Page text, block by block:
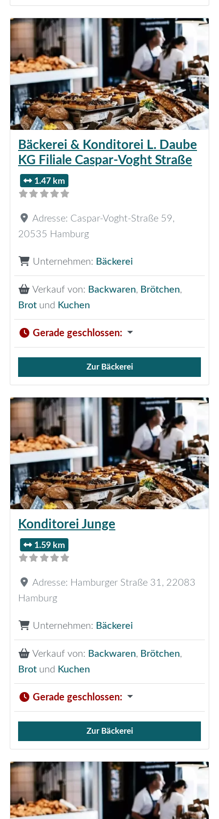
Bäckerei & Konditorei L. Daube
KG Filiale Caspar-Voght Straße
1.47 km
Adresse: Caspar-Voght-Straße 59,
20535 Hamburg
Unternehmen: Bäckerei
Verkauf von: Backwaren, Brötchen,
Brot und Kuchen
Gerade geschlossen:
Verkauf von Brötchen,
Zur Bäckerei
Konditorei Junge
1.59 km
Adresse: Hamburger Straße 31, 22083
Hamburg
Unternehmen: Bäckerei
Verkauf von: Backwaren, Brötchen,
Brot und Kuchen
Gerade geschlossen:
Verkauf von Brötchen,
Zur Bäckerei